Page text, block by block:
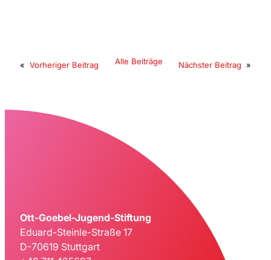
« Vorheriger Beitrag Alle Beiträge Nächster Beitrag »
Ott-Goebel-Jugend-Stiftung
Eduard-Steinle-Straße 17
D-70619 Stuttgart